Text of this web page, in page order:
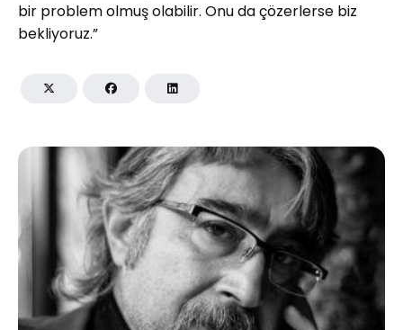
bir problem olmuş olabilir. Onu da çözerlerse biz
bekliyoruz.”